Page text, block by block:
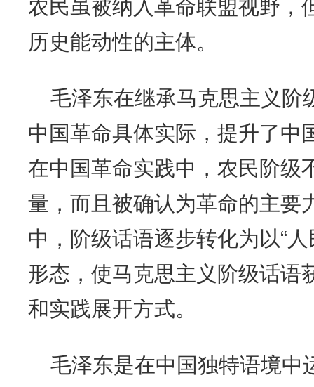
农民虽被纳入革命联盟视野，
历史能动性的主体。
毛泽东在继承马克思主义阶
中国革命具体实际，提升了中
在中国革命实践中，农民阶级
量，而且被确认为革命的主要
中，阶级话语逐步转化为以“
形态，使马克思主义阶级话语
和实践展开方式。
毛泽东是在中国独特语境中